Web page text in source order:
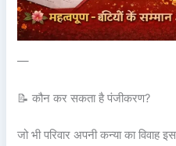
—
📝 कौन कर सकता है पंजीकरण?
जो भी परिवार अपनी कन्या का विवाह